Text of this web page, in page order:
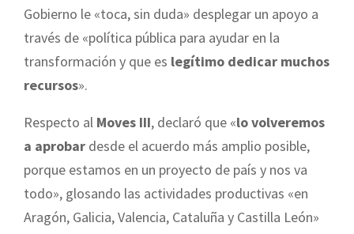
Gobierno le «toca, sin duda» desplegar un apoyo a
través de «política pública para ayudar en la
transformación y que es legítimo dedicar muchos
recursos».
Respecto al Moves III, declaró que «lo volveremos
a aprobar desde el acuerdo más amplio posible,
porque estamos en un proyecto de país y nos va
todo», glosando las actividades productivas «en
Aragón, Galicia, Valencia, Cataluña y Castilla León»